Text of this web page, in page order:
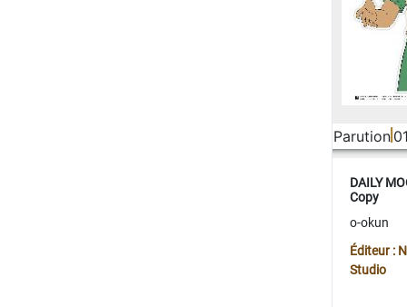
Parution
DAILY
Copy
o-okun
Éditeur :
Studio